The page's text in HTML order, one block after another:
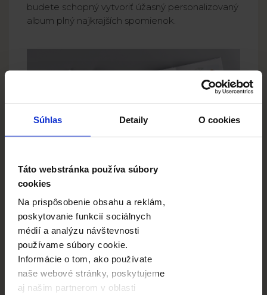
Súhlas Detaily O cookies
Táto webstránka používa súbory
cookies
Na prispôsobenie obsahu a reklám,
poskytovanie funkcií sociálnych
médií a analýzu návštevnosti
používame súbory cookie.
Informácie o tom, ako používate
naše webové stránky, poskytujeme
aj našim partnerom v oblasti
budete schopný vytvoriť úžasný personalizovaný
album plný najkrajších spomienok.
Poďme o krok ďalej -
navrhnite spolužiakom, aby
pridali vlastné podpisy k
fotografiám.
Yearbooky sa zvyčajne objednávajú vo veľkých
množstvách – aby každý žiak dostal jeden kus.